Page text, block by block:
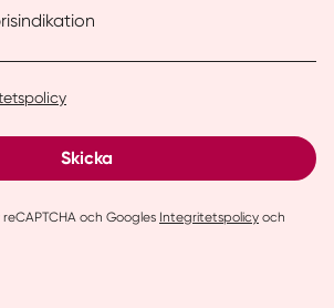
Skicka
och Googles Integritetspolicy och